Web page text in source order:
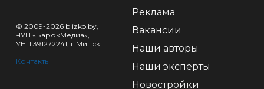
© 2009-2026 blizko.by,
ЧУП «БарокМедиа»,
УНП 391272241, г.Минск
Контакты
Реклама
Вакансии
Наши авторы
Наши эксперты
Новостройки